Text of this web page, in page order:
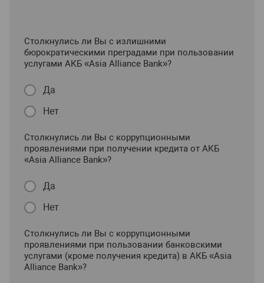
Столкнулись ли Вы с излишними
бюрократическими преградами при пользовании
услугами АКБ «Asia Alliance Bank»?
Да
Нет
Столкнулись ли Вы с коррупционными
проявлениями при получении кредита от АКБ
«Asia Alliance Bank»?
Да
Нет
Столкнулись ли Вы с коррупционными
проявлениями при пользовании банковскими
услугами (кроме получения кредита) в АКБ «Asia
Alliance Bank»?